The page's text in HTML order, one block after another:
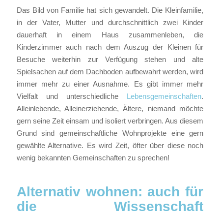
Das Bild von Familie hat sich gewandelt. Die Kleinfamilie,
in der Vater, Mutter und durchschnittlich zwei Kinder
dauerhaft in einem Haus zusammenleben, die
Kinderzimmer auch nach dem Auszug der Kleinen für
Besuche weiterhin zur Verfügung stehen und alte
Spielsachen auf dem Dachboden aufbewahrt werden, wird
immer mehr zu einer Ausnahme. Es gibt immer mehr
Vielfalt und unterschiedliche Lebensgemeinschaften.
Alleinlebende, Alleinerziehende, Ältere, niemand möchte
gern seine Zeit einsam und isoliert verbringen. Aus diesem
Grund sind gemeinschaftliche Wohnprojekte eine gern
gewählte Alternative. Es wird Zeit, öfter über diese noch
wenig bekannten Gemeinschaften zu sprechen!
Alternativ wohnen: auch für
die Wissenschaft